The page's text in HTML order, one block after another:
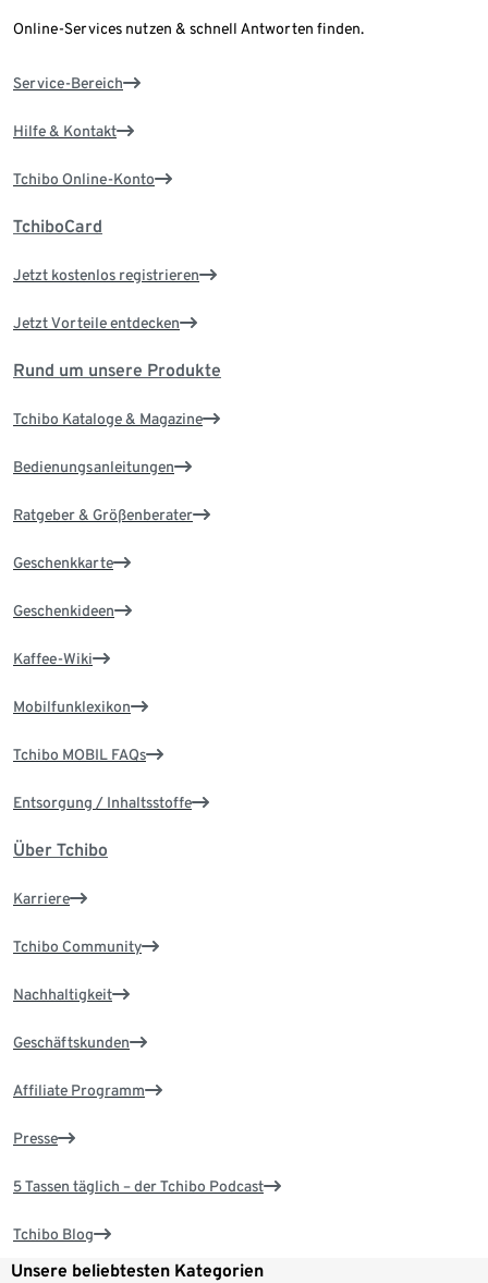
Online-Services nutzen & schnell Antworten finden.
Service-Bereich
Hilfe & Kontakt
Tchibo Online-Konto
TchiboCard
Jetzt kostenlos registrieren
Jetzt Vorteile entdecken
Rund um unsere Produkte
Tchibo Kataloge & Magazine
Bedienungsanleitungen
Ratgeber & Größenberater
Geschenkkarte
Geschenkideen
Kaffee-Wiki
Mobilfunklexikon
Tchibo MOBIL FAQs
Entsorgung / Inhaltsstoffe
Über Tchibo
Karriere
Tchibo Community
Nachhaltigkeit
Geschäftskunden
Affiliate Programm
Presse
5 Tassen täglich – der Tchibo Podcast
Tchibo Blog
Unsere beliebtesten Kategorien